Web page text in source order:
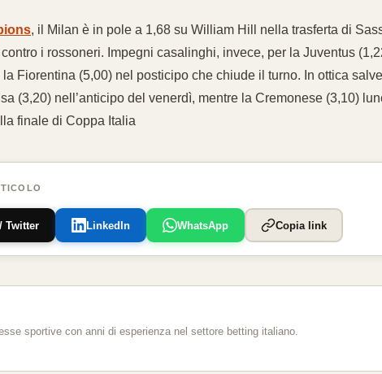
, il Milan è in pole a 1,68 su William Hill nella trasferta di
i rossoneri. Impegni casalinghi, invece, per la Juventus
Fiorentina (5,00) nel posticipo che chiude il turno. In ottica
(3,20) nell’anticipo del venerdì, mentre la Cremonese (3,10)
finale di Coppa Italia
Twitter LinkedIn WhatsApp Copia link
sportive con anni di esperienza nel settore betting italiano.